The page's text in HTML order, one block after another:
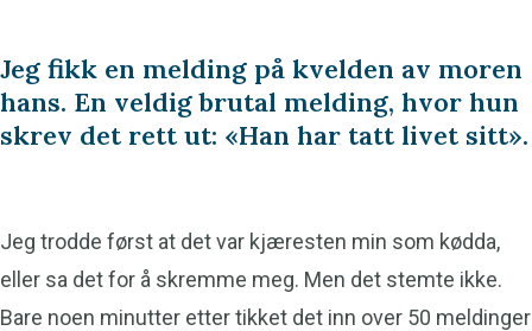
Jeg fikk en melding på kvelden av moren
hans. En veldig brutal melding, hvor hun
skrev det rett ut: «Han har tatt livet sitt».
Jeg trodde først at det var kjæresten min som kødda,
eller sa det for å skremme meg. Men det stemte ikke.
Bare noen minutter etter tikket det inn over 50 meldinger